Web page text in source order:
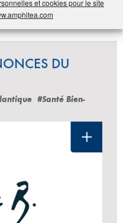
et cookies pour le site
DU
#Santé Bien-